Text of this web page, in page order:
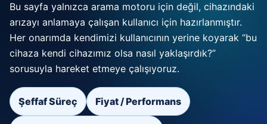
Bu sayfa yalnızca arama motoru için değil, cihazındaki
arızayı anlamaya çalışan kullanıcı için hazırlanmıştır.
Her onarımda kendimizi kullanıcının yerine koyarak “bu
cihaza kendi cihazımız olsa nasıl yaklaşırdık?”
sorusuyla hareket etmeye çalışıyoruz.
Şeffaf Süreç Fiyat / Performans